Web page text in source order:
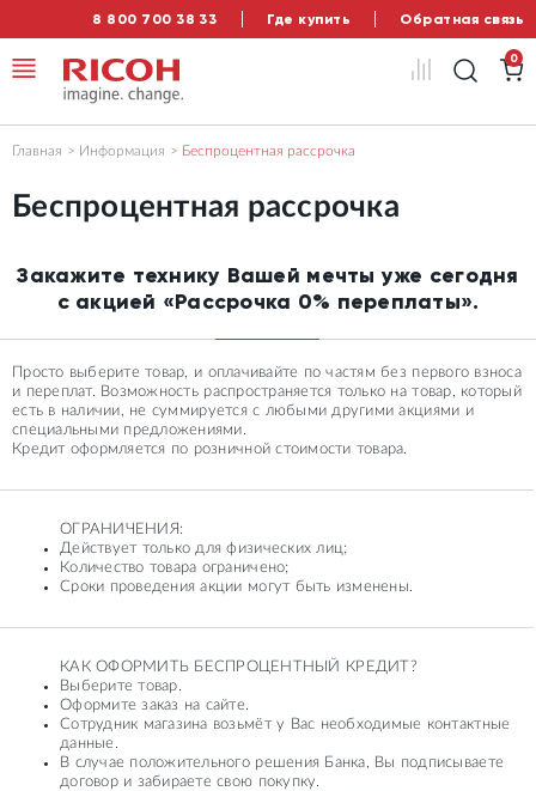
8 800 700 38 33 Где купить Обратная связь
0
Главная Информация Беспроцентная рассрочка
Беспроцентная рассрочка
Закажите технику Вашей мечты уже сегодня
с акцией «Рассрочка 0% переплаты».
Просто выберите товар, и оплачивайте по частям без первого взноса
и переплат. Возможность распространяется только на товар, который
есть в наличии, не суммируется с любыми другими акциями и
специальными предложениями.
Кредит оформляется по розничной стоимости товара.
ОГРАНИЧЕНИЯ:
Действует только для физических лиц;
Количество товара ограничено;
Сроки проведения акции могут быть изменены.
КАК ОФОРМИТЬ БЕСПРОЦЕНТНЫЙ КРЕДИТ?
Выберите товар.
Оформите заказ на сайте.
Сотрудник магазина возьмёт у Вас необходимые контактные
данные.
В случае положительного решения Банка, Вы подписываете
договор и забираете свою покупку.